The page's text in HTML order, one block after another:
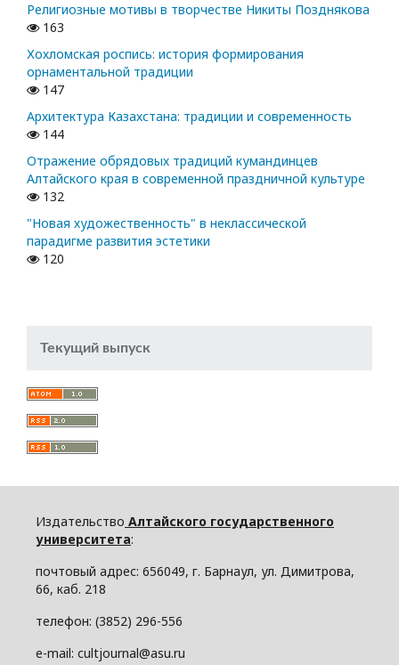
Религиозные мотивы в творчестве Никиты Позднякова
163
Хохломская роспись: история формирования
орнаментальной традиции
147
Архитектура Казахстана: традиции и современность
144
Отражение обрядовых традиций кумандинцев
Алтайского края в современной праздничной культуре
132
"Новая художественность" в неклассической
парадигме развития эстетики
120
Текущий выпуск
Издательство Алтайского государственного
университета:
почтовый адрес: 656049, г. Барнаул, ул. Димитрова,
66, каб. 218
телефон: (3852) 296-556
e-mail: cultjournal@asu.ru